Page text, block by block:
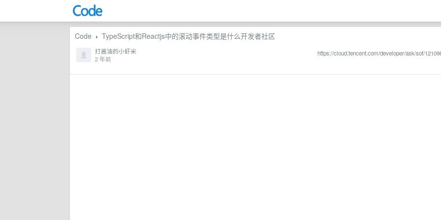
Code › TypeScript和Reactjs中的滚动事件类型是什么开发者社区
https://cloud.tencent.com/developer/ask/sof/
打酱油的小虾米
2 年前